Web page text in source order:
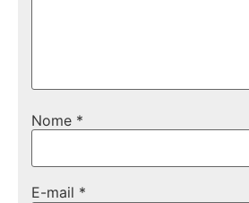
Nome *
E-mail *